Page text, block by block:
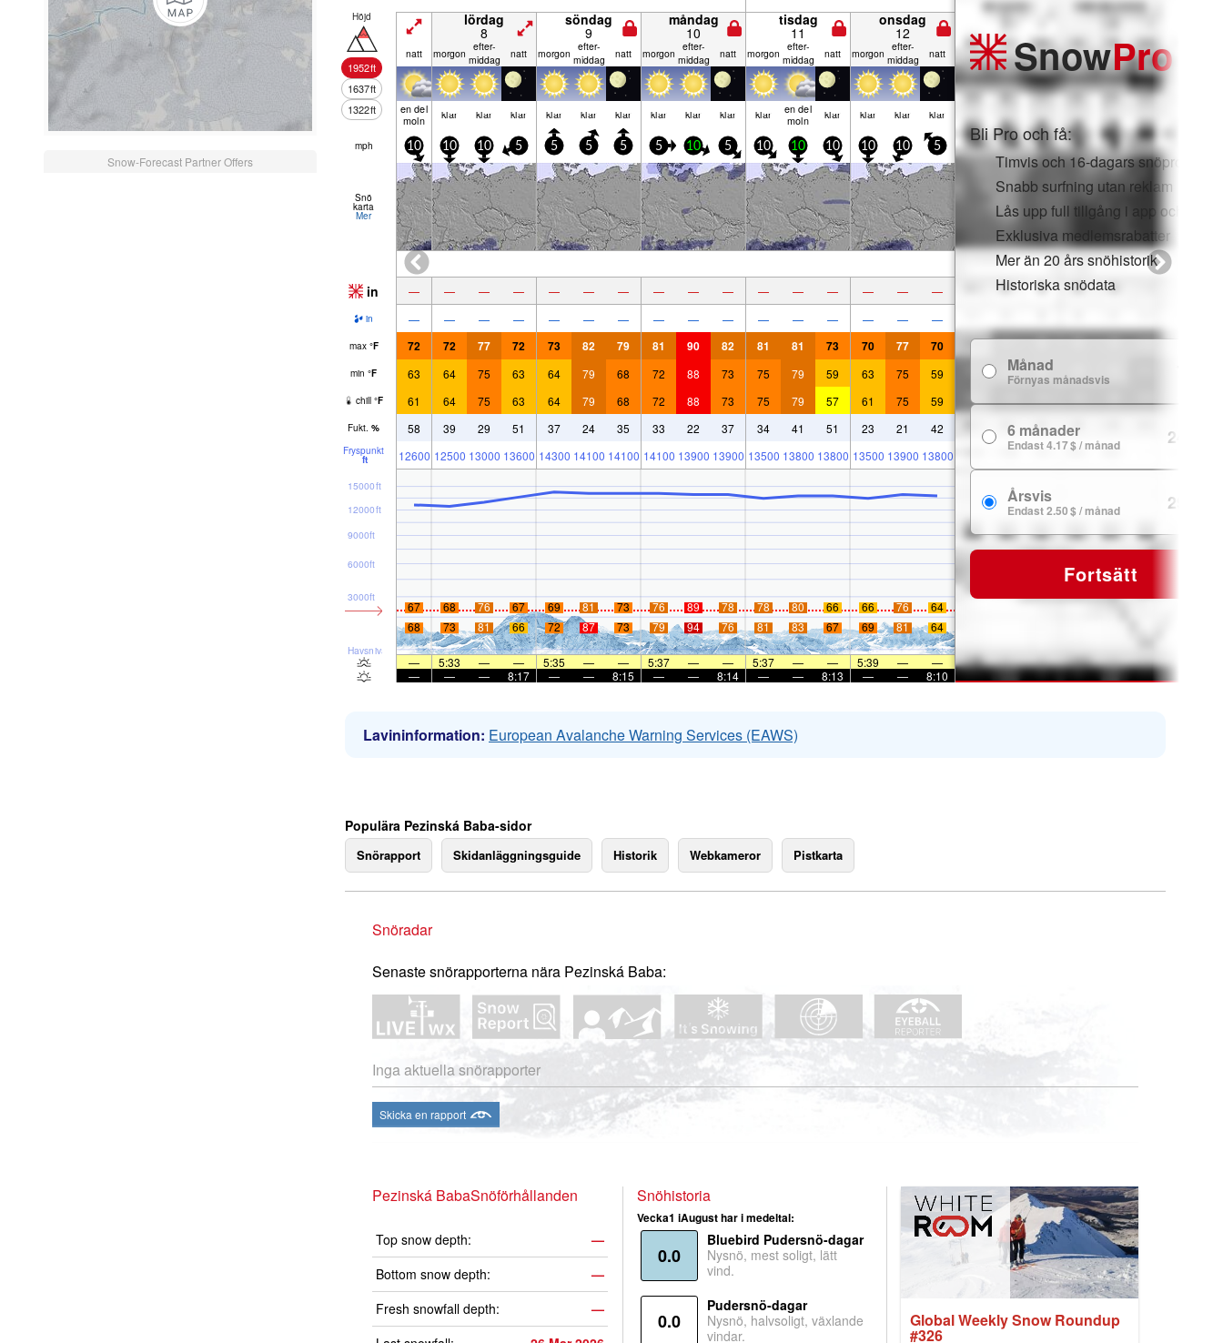
Snow-Forecast Partner Offers
Höjd
1952ft
1637ft
1322ft
lördag
8
söndag
9
måndag
10
tisdag
11
onsdag
12
natt mor­gon efter­
middag
natt mor­gon efter­
middag
natt mor­gon efter­
middag
natt mor­gon efter­
middag
natt mor­gon efter­
middag
natt
en del
moln klar klar klar klar klar klar klar klar klar klar en del
moln klar klar klar klar
mph 10 10 10 5 5 5 5 5 10 5 10 10 10 10 10 5
Snö
karta
Mer
in — — — — — — — — — — — — — — — —
in — — — — — — — — — — — — — — — —
max °F 72 72 77 72 73 82 79 81 90 82 81 81 73 70 77 70
min °F 63 64 75 63 64 79 68 72 88 73 75 79 59 63 75 59
chill °F 61 64 75 63 64 79 68 72 88 73 75 79 57 61 75 59
Fukt. % 58 39 29 51 37 24 35 33 22 37 34 41 51 23 21 42
Fryspunkt
ft 12600 12500 13000 13600 14300 14100 14100 14100 13900 13900 13500 13800 13800 13500 13900 13800
Havsnivå
3000ft
6000ft
9000ft
12000ft
15000ft
67 68 76 67 69 81 73 76 89 78 78 80 66 66 76
64
68
73 81 66 72 87 73 79 94 76 81 83 67 69 81 64
— 5:33 — — 5:35 — — 5:37 — — 5:37 — — 5:39 —
—
—
— — 8:17 — — 8:15 — — 8:14 — — 8:13 — — 8:10
SnowPro
Bli Pro och få:
Timvis och 16-dagars
Snabb surfning utan reklam
Lås upp full tillgång i app och webb
Exklusiva medlemsrabatter
Mer än 20 års snöhistorik
Historiska snödata
Månad
Förnyas månadsvis
6 månader
Endast 4.17 $ / månad 24.99 $
Årsvis
Endast 2.50 $ / månad 29.99 $
Fortsätt
Lavininformation: European Avalanche Warning Services (EAWS)
Populära Pezinská Baba-sidor
Snörapport Skidanläggningsguide Historik Webkameror Pistkarta
Snöradar
Senaste snörapporterna nära Pezinská Baba:
Inga aktuella snörapporter
Skicka en rapport
Pezinská BabaSnöförhållanden
Top snow depth:
—
Bottom snow depth:
—
Fresh snowfall depth:
—
Snöhistoria
Vecka1 iAugust har i medeltal:
0.0
Bluebird Pudersnö-dagar
Nysnö, mest soligt, lätt
vind.
0.0
Pudersnö-dagar
Nysnö, halvsoligt, växlande
vindar.
Global Weekly Snow Roundup
#326